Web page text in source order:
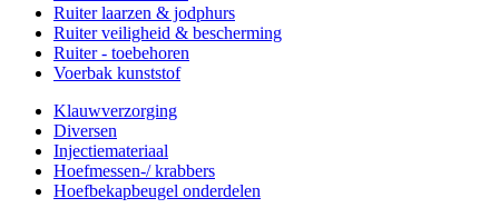
Ruiter laarzen & jodphurs
Ruiter veiligheid & bescherming
Ruiter - toebehoren
Voerbak kunststof
Klauwverzorging
Diversen
Injectiemateriaal
Hoefmessen-/ krabbers
Hoefbekapbeugel onderdelen